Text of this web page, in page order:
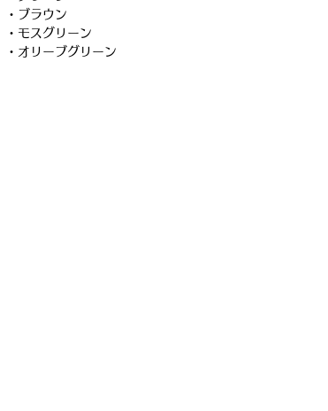
・ブラウン
・モスグリーン
・オリーブグリーン